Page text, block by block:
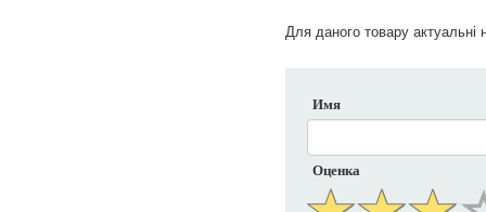
Для даного товару актуальні
Имя
Оценка